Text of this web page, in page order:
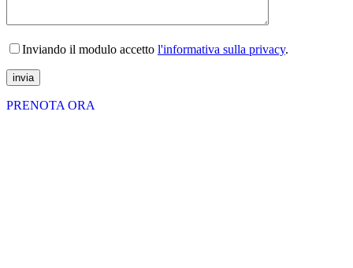
Inviando il modulo accetto l'informativa sulla privacy.
invia
PRENOTA ORA